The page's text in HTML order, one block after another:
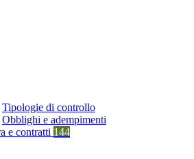
Tipologie di controllo
Obblighi e adempimenti
e contratti 144